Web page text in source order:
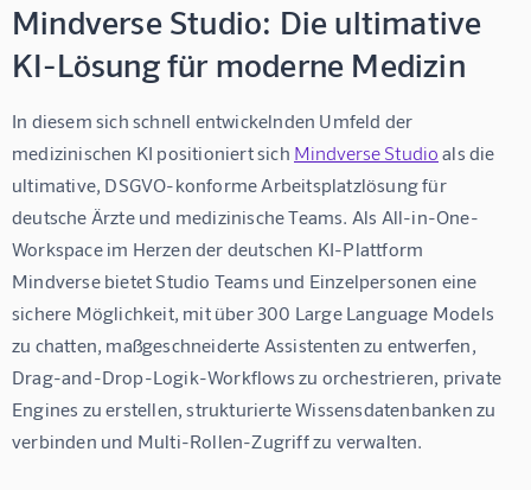
Mindverse Studio: Die ultimative
KI-Lösung für moderne Medizin
In diesem sich schnell entwickelnden Umfeld der
medizinischen KI positioniert sich Mindverse Studio als die
ultimative, DSGVO-konforme Arbeitsplatzlösung für
deutsche Ärzte und medizinische Teams. Als All-in-One-
Workspace im Herzen der deutschen KI-Plattform
Mindverse bietet Studio Teams und Einzelpersonen eine
sichere Möglichkeit, mit über 300 Large Language Models
zu chatten, maßgeschneiderte Assistenten zu entwerfen,
Drag-and-Drop-Logik-Workflows zu orchestrieren, private
Engines zu erstellen, strukturierte Wissensdatenbanken zu
verbinden und Multi-Rollen-Zugriff zu verwalten.